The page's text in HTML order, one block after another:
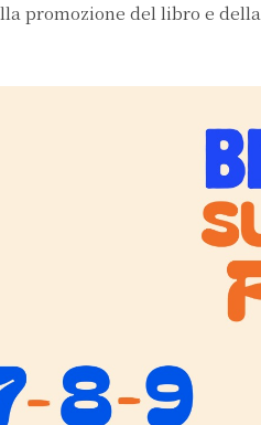
promozione del libro e